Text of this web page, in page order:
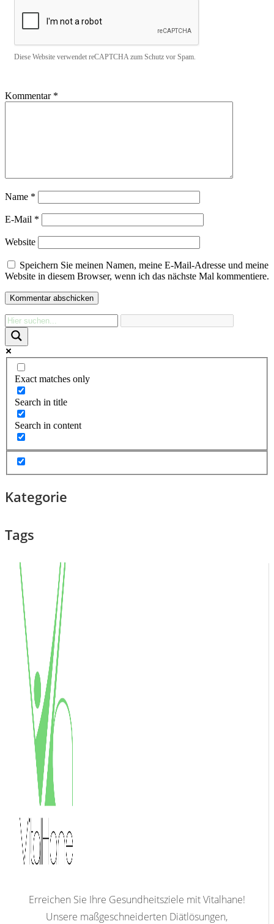
Diese Website verwendet reCAPTCHA zum Schutz vor Spam.
Kommentar *
Name *
E-Mail *
Website
Speichern Sie meinen Namen, meine E-Mail-Adresse und meine
Website in diesem Browser, wenn ich das nächste Mal kommentiere.
Exact matches only
Search in title
Search in content
Kategorie
Tags
Erreichen Sie Ihre Gesundheitsziele mit Vitalhane!
Unsere maßgeschneiderten Diätlösungen,